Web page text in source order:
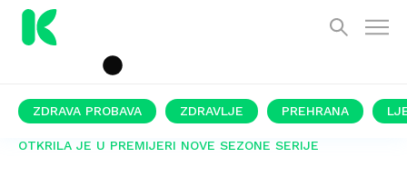
ZDRAVA PROBAVA ZDRAVLJE PREHRANA
OTKRILA JE U PREMIJERI NOVE SEZONE SERIJE